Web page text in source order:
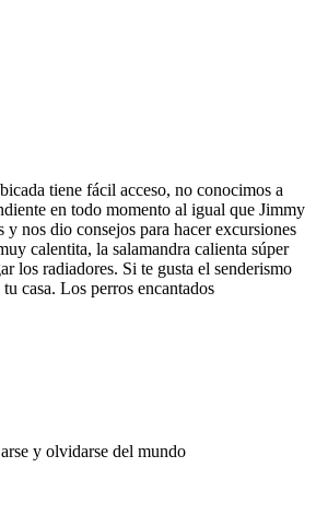
tiene fácil acceso, no conocimos a
en todo momento al igual que Jimmy
y nos dio consejos para hacer excursiones
calentita, la salamandra calienta súper
los radiadores. Si te gusta el senderismo
casa. Los perros encantados
y olvidarse del mundo